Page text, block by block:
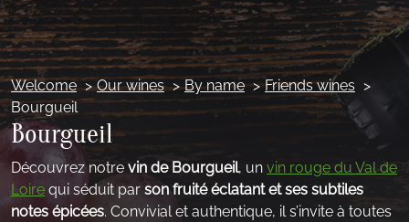
Welcome Our wines By name
Friends wines
Bourgueil
Bourgueil
Découvrez notre vin de Bourgueil, un vin rouge du Val de
Loire qui séduit par son fruité éclatant et ses subtiles
notes épicées. Convivial et authentique, il s’invite à toutes